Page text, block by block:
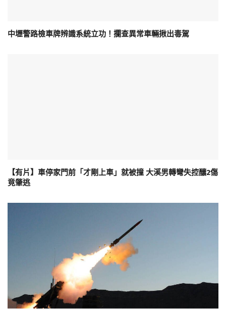
中壢警路檢車牌辨識系統立功！攔查異常車輛揪出毒駕
【有片】車停家門前「才剛上車」就被撞 大溪男轉彎失控釀2傷
竟肇逃